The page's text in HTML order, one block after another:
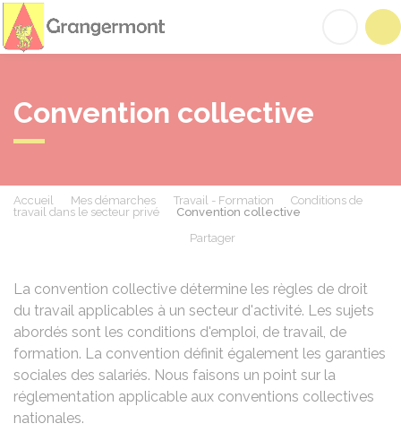
Convention collective
Accueil Mes démarches Travail - Formation
Conditions de
travail dans le secteur privé
Convention collective
Partager
La convention collective détermine les règles de droit
du travail applicables à un secteur d'activité. Les sujets
abordés sont les conditions d'emploi, de travail, de
formation. La convention définit également les garanties
sociales des salariés. Nous faisons un point sur la
réglementation applicable aux conventions collectives
nationales.